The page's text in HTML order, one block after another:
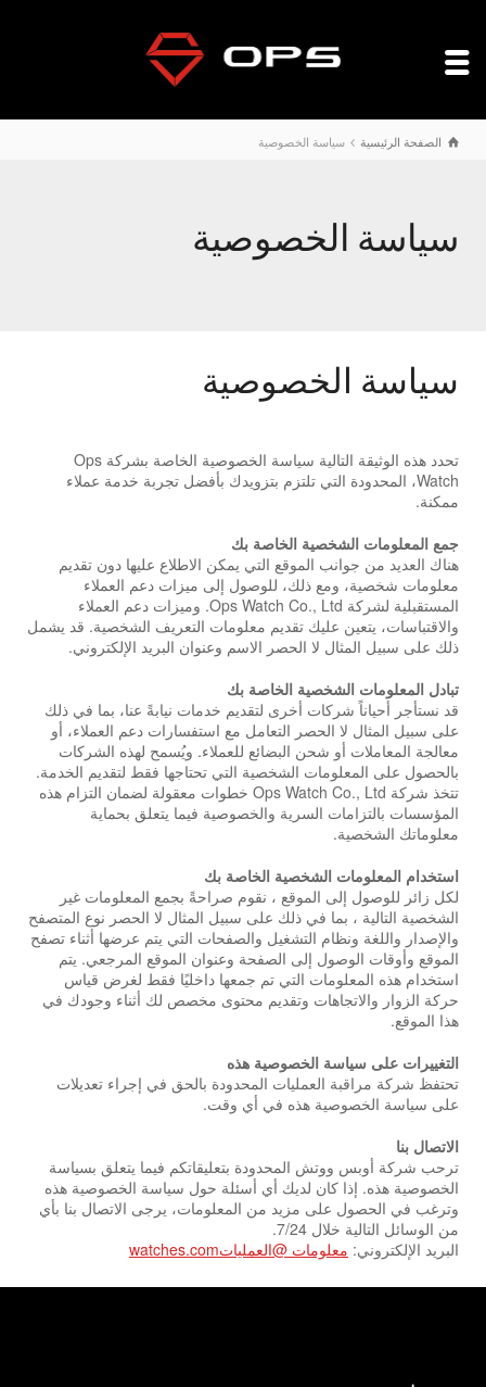
الصفحة الرئيسية سياسة الخصوصية
سياسة الخصوصية
سياسة الخصوصية
تحدد هذه الوثيقة التالية سياسة الخصوصية الخاصة بشركة Ops
Watch، المحدودة التي تلتزم بتزويدك بأفضل تجربة خدمة عملاء
ممكنة.
جمع المعلومات الشخصية الخاصة بك
هناك العديد من جوانب الموقع التي يمكن الاطلاع عليها دون تقديم
معلومات شخصية، ومع ذلك، للوصول إلى ميزات دعم العملاء
المستقبلية لشركة Ops Watch Co., Ltd. وميزات دعم العملاء
والاقتباسات، يتعين عليك تقديم معلومات التعريف الشخصية. قد يشمل
ذلك على سبيل المثال لا الحصر الاسم وعنوان البريد الإلكتروني.
تبادل المعلومات الشخصية الخاصة بك
قد نستأجر أحياناً شركات أخرى لتقديم خدمات نيابةً عنا، بما في ذلك
على سبيل المثال لا الحصر التعامل مع استفسارات دعم العملاء، أو
معالجة المعاملات أو شحن البضائع للعملاء. ويُسمح لهذه الشركات
بالحصول على المعلومات الشخصية التي تحتاجها فقط لتقديم الخدمة.
تتخذ شركة Ops Watch Co., Ltd خطوات معقولة لضمان التزام هذه
المؤسسات بالتزامات السرية والخصوصية فيما يتعلق بحماية
معلوماتك الشخصية.
استخدام المعلومات الشخصية الخاصة بك
لكل زائر للوصول إلى الموقع ، نقوم صراحةً بجمع المعلومات غير
الشخصية التالية ، بما في ذلك على سبيل المثال لا الحصر نوع المتصفح
والإصدار واللغة ونظام التشغيل والصفحات التي يتم عرضها أثناء تصفح
الموقع وأوقات الوصول إلى الصفحة وعنوان الموقع المرجعي. يتم
استخدام هذه المعلومات التي تم جمعها داخليًا فقط لغرض قياس
حركة الزوار والاتجاهات وتقديم محتوى مخصص لك أثناء وجودك في
هذا الموقع.
التغييرات على سياسة الخصوصية هذه
تحتفظ شركة مراقبة العمليات المحدودة بالحق في إجراء تعديلات
على سياسة الخصوصية هذه في أي وقت.
الاتصال بنا
ترحب شركة أوبس ووتش المحدودة بتعليقاتكم فيما يتعلق بسياسة
الخصوصية هذه. إذا كان لديك أي أسئلة حول سياسة الخصوصية هذه
وترغب في الحصول على مزيد من المعلومات، يرجى الاتصال بنا بأي
من الوسائل التالية خلال 7/24.
البريد الإلكتروني: معلومات @العملياتwatches.com